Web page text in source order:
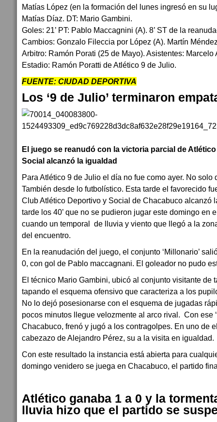
Matías López (en la formación del lunes ingresó en su
Matías Díaz. DT: Mario Gambini.
Goles: 21’ PT: Pablo Maccagnini (A). 8’ ST de la
Cambios: Gonzalo Fileccia por López (A). Martín
Arbitro: Ramón Porati (25 de Mayo). Asistentes: Marcelo
Estadio: Ramón Poratti de Atlético 9 de Julio.
FUENTE: CIUDAD DEPORTIVA
Los ‘9 de Julio’ terminaron
El juego se reanudó con la victoria parcial de
Social alcanzó la igualdad
Para Atlético 9 de Julio el día no fue como ayer. No solo
También desde lo futbolístico. Esta tarde el favorecido
Club Atlético Deportivo y Social de Chacabuco alcanzó
tarde los 40’ que no se pudieron jugar este domingo en
cuando un temporal de lluvia y viento que llegó a la
del encuentro.
En la reanudación del juego, el conjunto ‘Millonario’
0, con gol de Pablo maccagnani. El goleador no pudo
El técnico Mario Gambini, ubicó al conjunto visitante de
tapando el esquema ofensivo que caracteriza a los
No lo dejó posesionarse con el esquema de jugadas
pocos minutos llegue velozmente al arco rival. Con ese
Chacabuco, frenó y jugó a los contragolpes. En uno de
cabezazo de Alejandro Pérez, su a la visita en igualdad.
Con este resultado la instancia está abierta para
domingo venidero se juega en Chacabuco, el partido
Atlético ganaba 1 a 0 y la
lluvia hizo que el partido se